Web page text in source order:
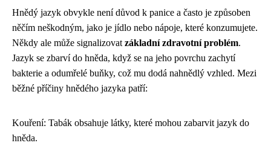
Hnědý jazyk obvykle není důvod k panice a často je způsoben
něčím neškodným, jako je jídlo nebo nápoje, které konzumujete.
Někdy ale může signalizovat základní zdravotní problém.
Jazyk se zbarví do hněda, když se na jeho povrchu zachytí
bakterie a odumřelé buňky, což mu dodá nahnědlý vzhled. Mezi
běžné příčiny hnědého jazyka patří:
Kouření: Tabák obsahuje látky, které mohou zabarvit jazyk do
hněda.